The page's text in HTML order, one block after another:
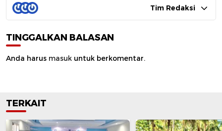
Tim Redaksi
TINGGALKAN BALASAN
Anda harus masuk untuk berkomentar.
TERKAIT